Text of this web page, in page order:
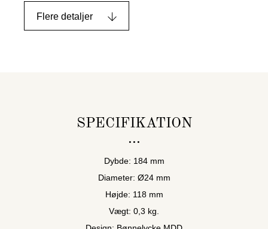
Flere detaljer
SPECIFIKATION
Dybde: 184 mm
Diameter: Ø24 mm
Højde: 118 mm
Vægt: 0,3 kg.